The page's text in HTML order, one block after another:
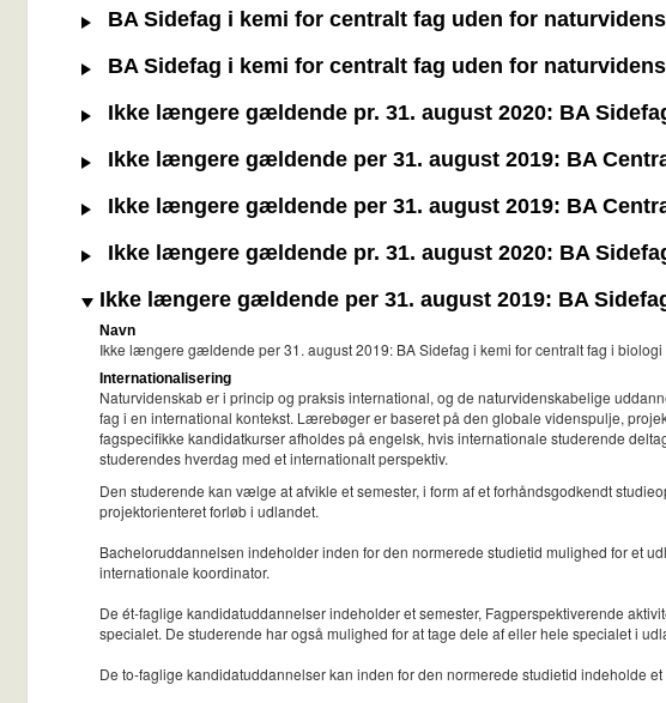
BA Sidefag i kemi for centralt fag uden for
BA Sidefag i kemi for centralt fag uden for
Ikke længere gældende pr. 31. august 2020: BA
Ikke længere gældende per 31. august 2019: BA
Ikke længere gældende per 31. august 2019: BA
Ikke længere gældende pr. 31. august 2020: BA
Ikke længere gældende per 31. august 2019: BA
Navn
Ikke længere gældende per 31. august 2019: BA Sidefag i kemi for centralt fag i
Internationalisering
Naturvidenskab er i princip og praksis international, og de naturvidenskabelige
fag i en international kontekst. Lærebøger er baseret på den globale videnspulje,
fagspecifikke kandidatkurser afholdes på engelsk, hvis internationale studerende
studerendes hverdag med et internationalt perspektiv.
Den studerende kan vælge at afvikle et semester, i form af et forhåndsgodkendt
projektorienteret forløb i udlandet.
Bacheloruddannelsen indeholder inden for den normerede studietid mulighed for et
internationale koordinator.
De ét-faglige kandidatuddannelser indeholder et semester, Fagperspektiverende
specialet. De studerende har også mulighed for at tage dele af eller hele specialet i
De to-faglige kandidatuddannelser kan inden for den normerede studietid indeholde